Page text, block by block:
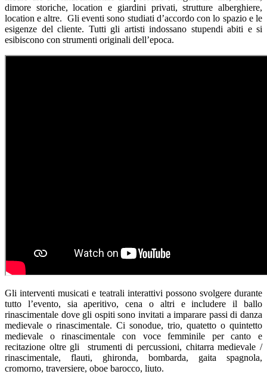
dimore storiche, location e giardini privati, strutture alberghiere,
location e altre. Gli eventi sono studiati d’accordo con lo spazio e le
esigenze del cliente. Tutti gli artisti indossano stupendi abiti e si
esibiscono con strumenti originali dell’epoca.
Gli interventi musicati e teatrali interattivi possono svolgere durante
tutto l’evento, sia aperitivo, cena o altri e includere il ballo
rinascimentale dove gli ospiti sono invitati a imparare passi di danza
medievale o rinascimentale. Ci sonodue, trio, quatetto o quintetto
medievale o rinascimentale con voce femminile per canto e
recitazione oltre gli strumenti di percussioni, chitarra medievale /
rinascimentale, flauti, ghironda, bombarda, gaita spagnola,
cromorno, traversiere, oboe barocco, liuto.